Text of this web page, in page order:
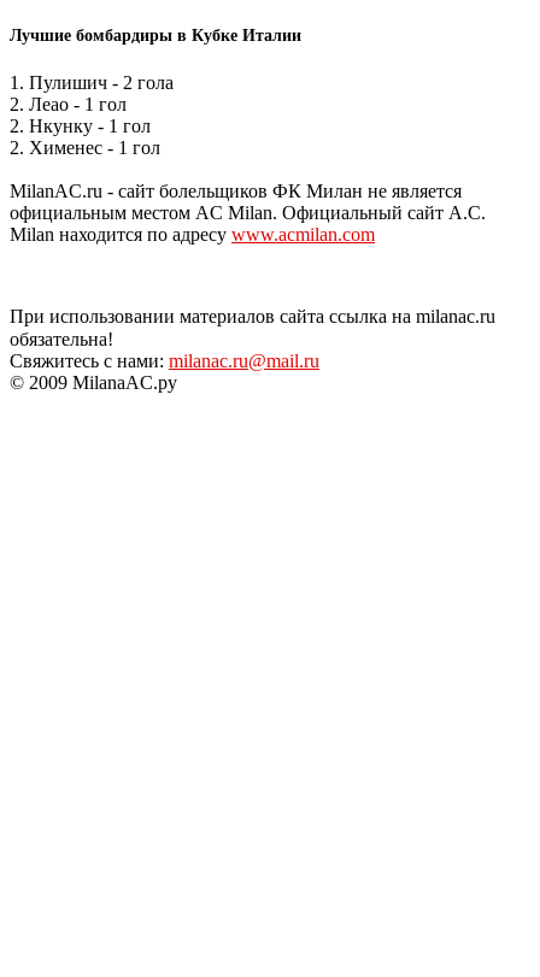
Лучшие бомбардиры в Кубке Италии
1. Пулишич - 2 гола
2. Леао - 1 гол
2. Нкунку - 1 гол
2. Хименес - 1 гол
MilanAC.ru - сайт болельщиков ФК Милан не является
официальным местом AC Milan. Официальный сайт A.C.
Milan находится по адресу www.acmilan.com
При использовании материалов сайта ссылка на milanac.ru
обязательна!
Свяжитесь с нами: milanac.ru@mail.ru
© 2009 MilanaAC.ру